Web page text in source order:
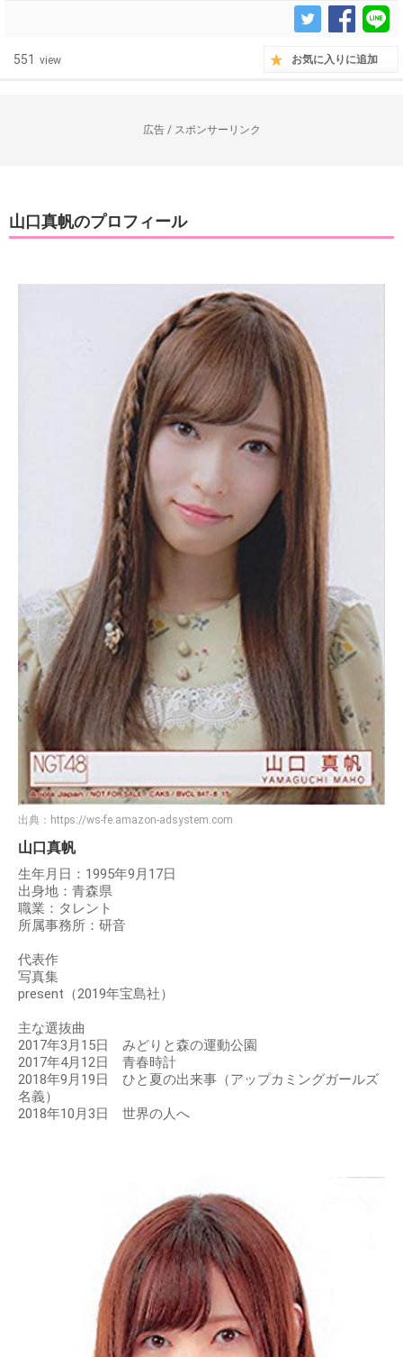
551 view お気に入りに追加
広告 / スポンサーリンク
山口真帆のプロフィール
出典： https://ws-fe.amazon-adsystem.com
山口真帆
生年月日：1995年9月17日
出身地：青森県
職業：タレント
所属事務所：研音
代表作
写真集
present（2019年宝島社）
主な選抜曲
2017年3月15日 みどりと森の運動公園
2017年4月12日 青春時計
2018年9月19日 ひと夏の出来事（アップカミングガールズ
名義）
2018年10月3日 世界の人へ